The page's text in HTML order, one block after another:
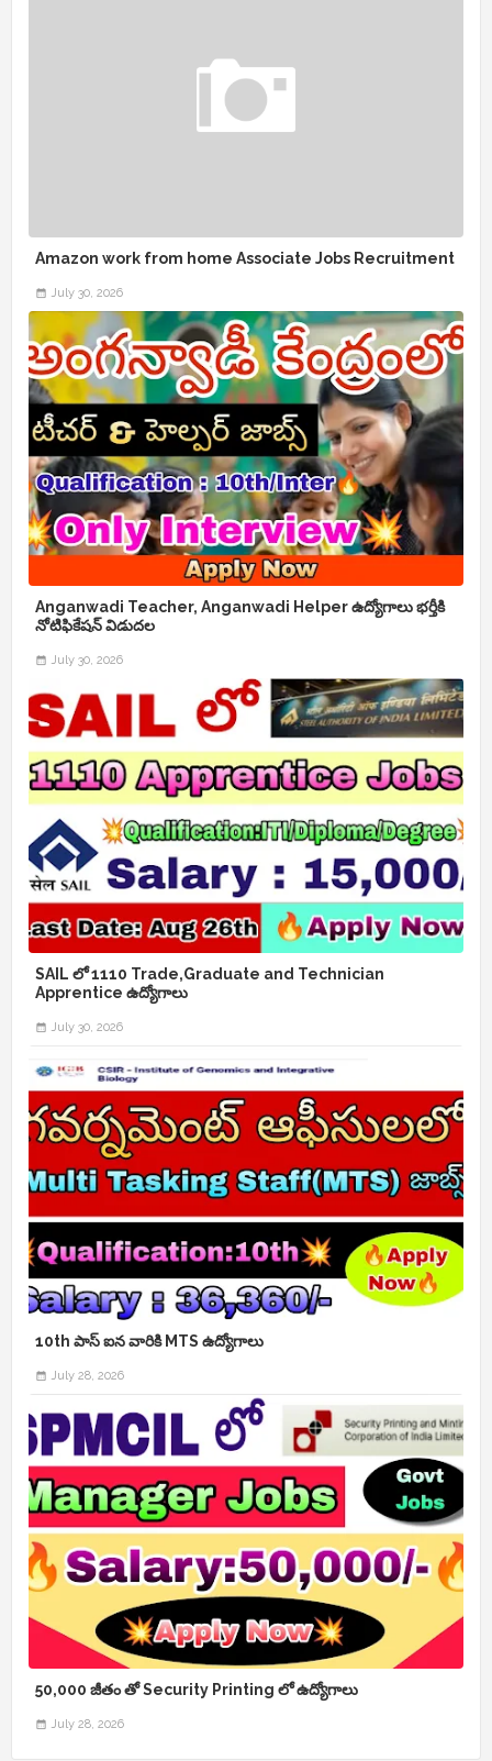
Amazon work from home Associate Jobs Recruitment
July 30, 2026
Anganwadi Teacher, Anganwadi Helper ఉద్యోగాలు భర్తీకి
నోటిఫికేషన్ విడుదల
July 30, 2026
SAIL లో 1110 Trade,Graduate and Technician
Apprentice ఉద్యోగాలు
July 30, 2026
10th పాస్ ఐన వారికి MTS ఉద్యోగాలు
July 28, 2026
50,000 జీతం తో Security Printing లో ఉద్యోగాలు
July 28, 2026